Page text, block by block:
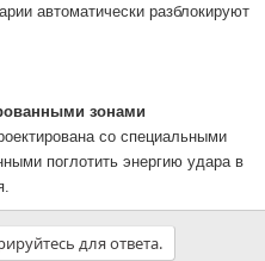
автоматически разблокируют
зонами
со специальными
поглотить энергию удара в
для ответа.